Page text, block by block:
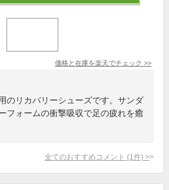
価格と在庫を楽天でチェック >>
のリカバリーシューズです。サンダ
フォームの衝撃吸収で足の疲れを癒
全てのおすすめコメント (1 件) >